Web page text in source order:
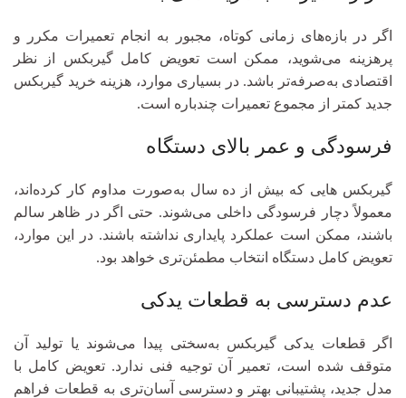
اگر در بازه‌های زمانی کوتاه، مجبور به انجام تعمیرات مکرر و
پرهزینه می‌شوید، ممکن است تعویض کامل گیربکس از نظر
اقتصادی به‌صرفه‌تر باشد. در بسیاری موارد، هزینه خرید گیربکس
جدید کمتر از مجموع تعمیرات چندباره است.
فرسودگی و عمر بالای دستگاه
گیربکس‌ هایی که بیش از ده سال به‌صورت مداوم کار کرده‌اند،
معمولاً دچار فرسودگی داخلی می‌شوند. حتی اگر در ظاهر سالم
باشند، ممکن است عملکرد پایداری نداشته باشند. در این موارد،
تعویض کامل دستگاه انتخاب مطمئن‌تری خواهد بود.
عدم دسترسی به قطعات یدکی
اگر قطعات یدکی گیربکس به‌سختی پیدا می‌شوند یا تولید آن
متوقف شده است، تعمیر آن توجیه فنی ندارد. تعویض کامل با
مدل جدید، پشتیبانی بهتر و دسترسی آسان‌تری به قطعات فراهم